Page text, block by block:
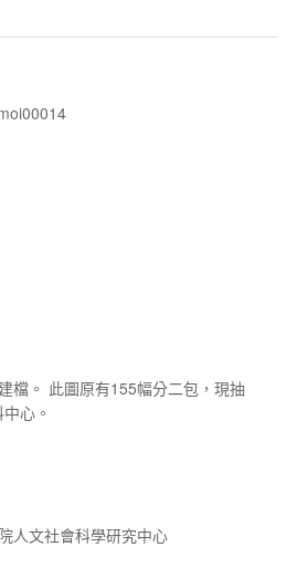
檔。 此圖原有155幅分二包，現抽
心。
人文社會科學研究中心